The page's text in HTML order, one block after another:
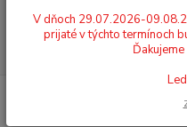
V dňoch 29.07.2026-
prijaté v týchto termínoch